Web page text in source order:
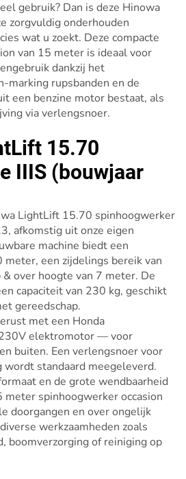
gebruik? Dan is deze Hinowa
zorgvuldig onderhouden
wat u zoekt. Deze compacte
van 15 meter is ideaal voor
dankzij het
marking rupsbanden en de
een benzine motor bestaat, als
via verlengsnoer.
15.70
IIIS (bouwjaar
LightLift 15.70 spinhoogwerker
afkomstig uit onze eigen
machine biedt een
een zijdelings bereik van
over hoogte van 7 meter. De
capaciteit van 230 kg, geschikt
gereedschap.
met een Honda
elektromotor — voor
buiten. Een verlengsnoer voor
standaard meegeleverd.
en de grote wendbaarheid
meter spinhoogwerker occasion
doorgangen en over ongelijk
werkzaamheden zoals
boomverzorging of reiniging op